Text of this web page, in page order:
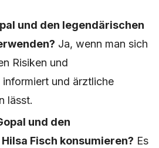
und den legendärischen
Ja, wenn man sich
Risiken und
und ärztliche
lässt.
und den
Fisch konsumieren? Es